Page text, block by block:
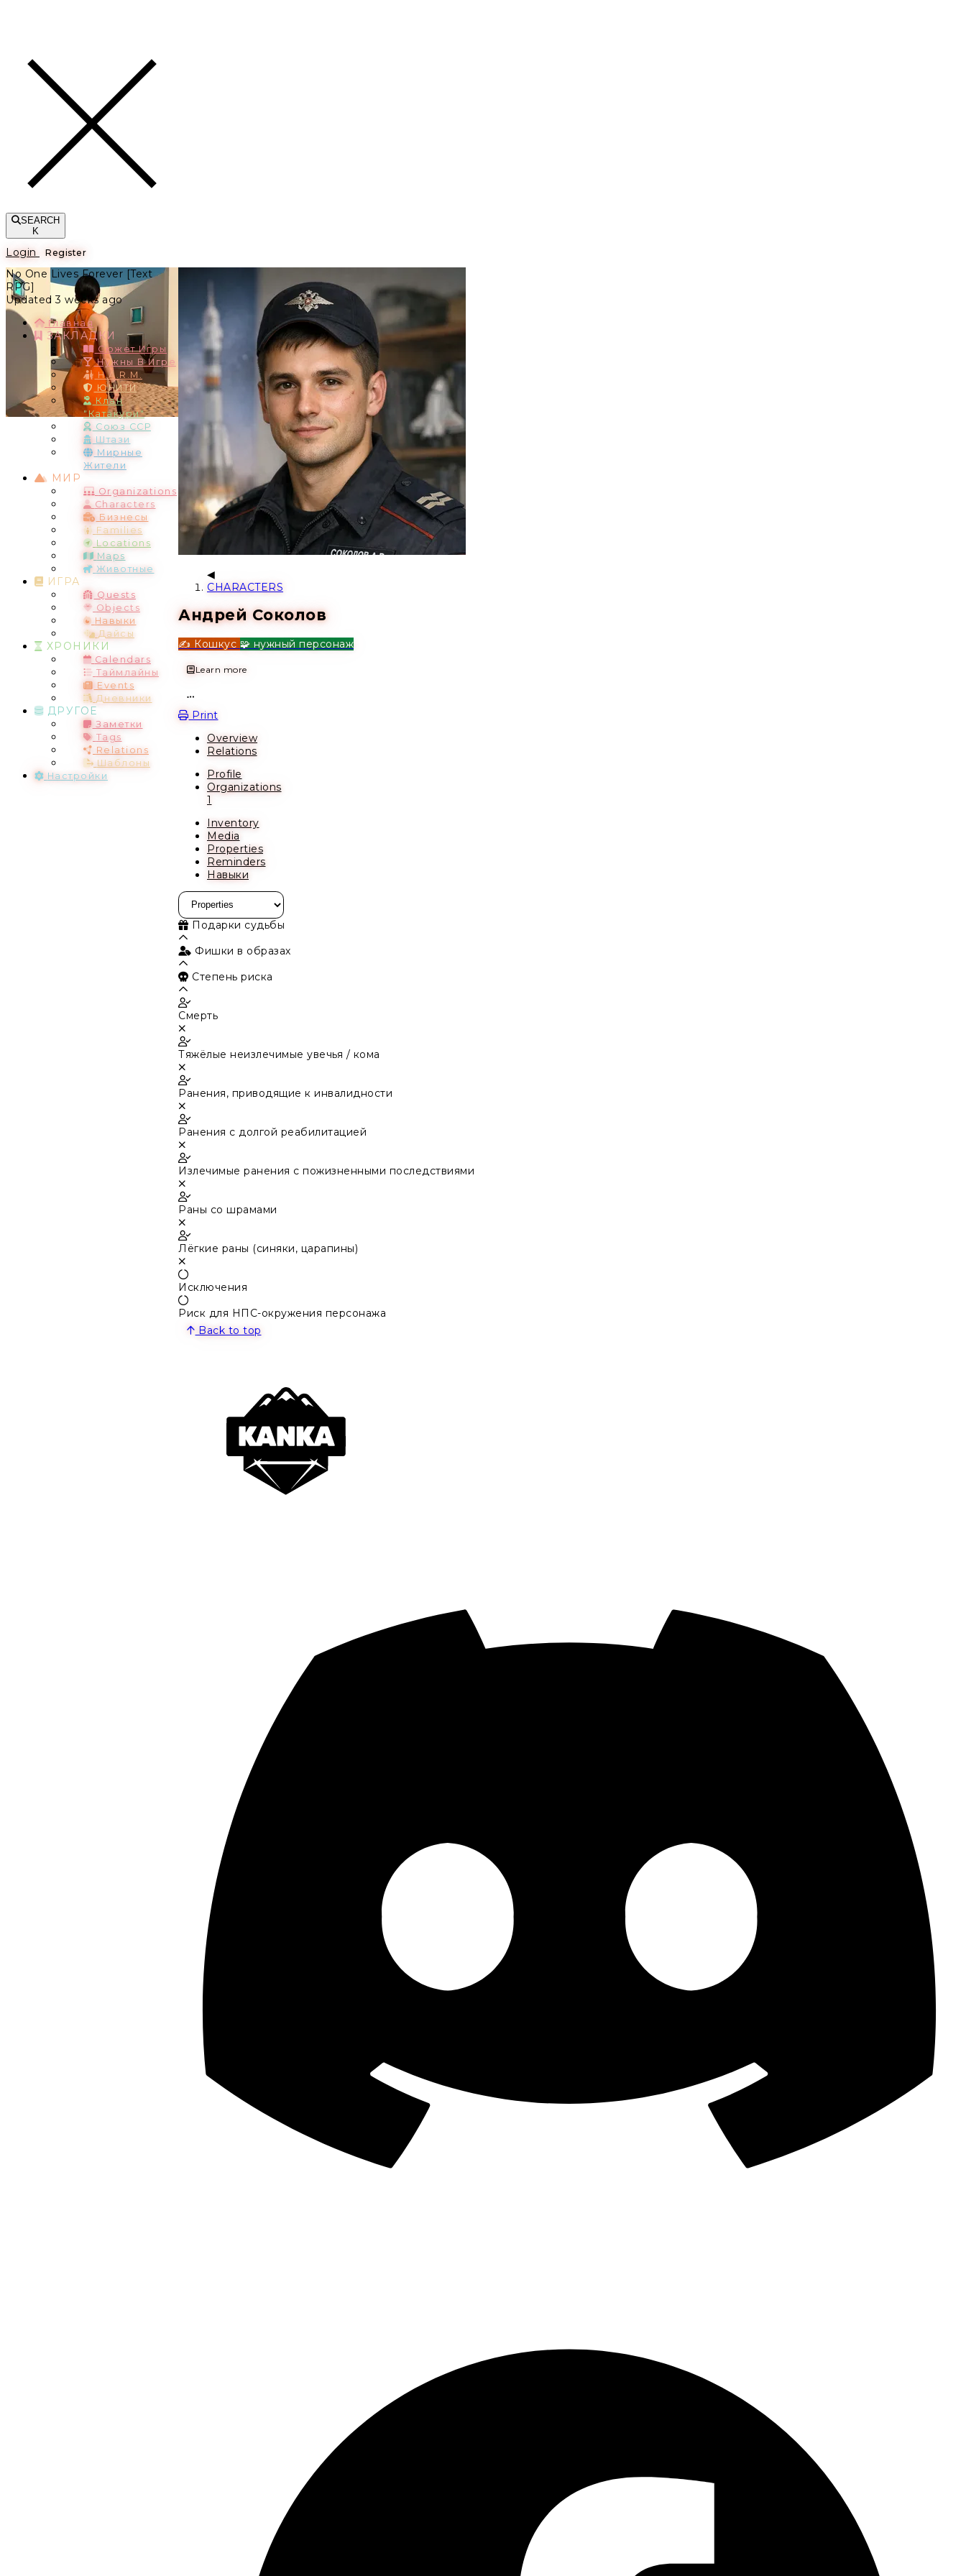
SEARCH
K
Login Register
No One Lives Forever [Text
RPG]
Updated 3 weeks ago
Главная
ЗАКЛАДКИ
Сюжет Игры
Нужны В Игре
H.A.R.M.
ЮНИТИ
Клан
"Катакури"
Союз ССР
Штази
Мирные
Жители
МИР
Organizations
Characters
Бизнесы
Families
Locations
Maps
Животные
ИГРА
Quests
Objects
Навыки
Дайсы
ХРОНИКИ
Calendars
Таймлайны
Events
Дневники
ДРУГОЕ
Заметки
Tags
Relations
Шаблоны
Настройки
CHARACTERS
Андрей Соколов
✍️ Кошкус 🧩 нужный персонаж
Learn more
Print
Overview
Relations
Profile
Organizations
1
Inventory
Media
Properties
Reminders
Навыки
Подарки судьбы
Фишки в образах
Степень риска
Смерть
Тяжёлые неизлечимые увечья / кома
Ранения, приводящие к инвалидности
Ранения с долгой реабилитацией
Излечимые ранения с пожизненными последствиями
Раны со шрамами
Лёгкие раны (синяки, царапины)
Исключения
Риск для НПС-окружения персонажа
Back to top